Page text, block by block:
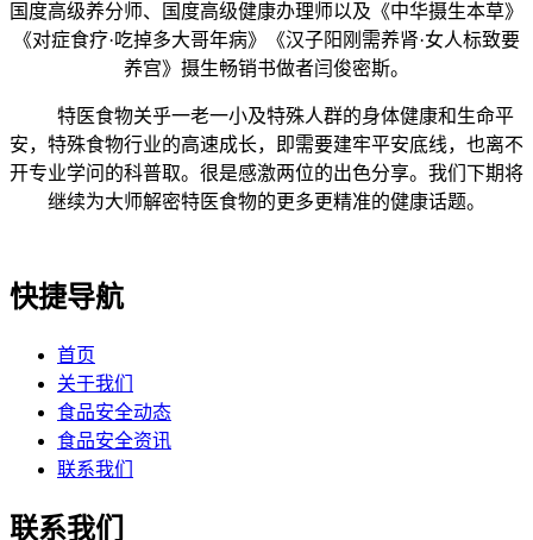
国度高级养分师、国度高级健康办理师以及《中华摄生本草》
《对症食疗·吃掉多大哥年病》《汉子阳刚需养肾·女人标致要
养宫》摄生畅销书做者闫俊密斯。
特医食物关乎一老一小及特殊人群的身体健康和生命平
安，特殊食物行业的高速成长，即需要建牢平安底线，也离不
开专业学问的科普取。很是感激两位的出色分享。我们下期将
继续为大师解密特医食物的更多更精准的健康话题。
快捷导航
首页
关于我们
食品安全动态
食品安全资讯
联系我们
联系我们